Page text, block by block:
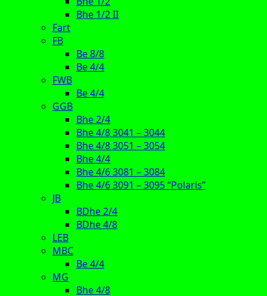
Bhe 1/2 II
Fart
FB
Be 8/8
Be 4/4
FWB
Be 4/4
GGB
Bhe 2/4
Bhe 4/8 3041 – 3044
Bhe 4/8 3051 – 3054
Bhe 4/4
Bhe 4/6 3081 – 3084
Bhe 4/6 3091 – 3095 “Polaris”
JB
BDhe 2/4
BDhe 4/8
LEB
MBC
Be 4/4
MG
Bhe 4/8